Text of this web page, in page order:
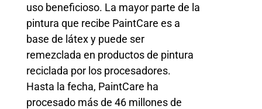
uso beneficioso. La mayor parte de la
pintura que recibe PaintCare es a
base de látex y puede ser
remezclada en productos de pintura
reciclada por los procesadores.
Hasta la fecha, PaintCare ha
procesado más de 46 millones de